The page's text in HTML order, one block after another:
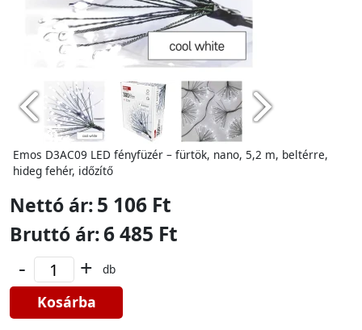
Emos D3AC09 LED fényfüzér – fürtök, nano, 5,2 m, beltérre,
hideg fehér, időzítő
Nettó ár:5 106 Ft
Bruttó ár:6 485 Ft
- + db
Kosárba